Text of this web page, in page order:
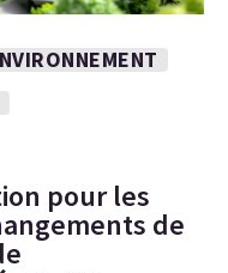
pour les
de